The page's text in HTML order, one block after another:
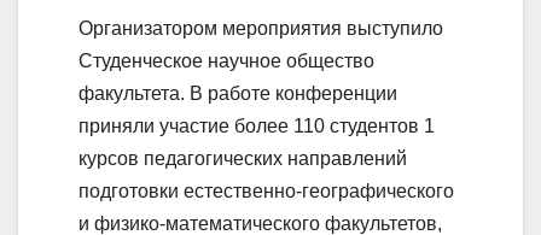
Организатором мероприятия выступило
Студенческое научное общество
факультета. В работе конференции
приняли участие более 110 студентов 1
курсов педагогических направлений
подготовки естественно-географического
и физико-математического факультетов,